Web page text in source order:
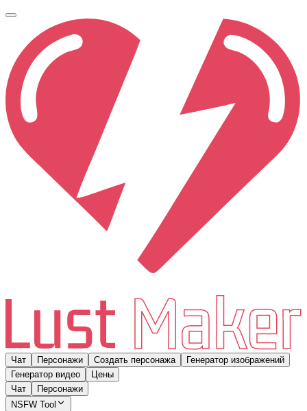
Чат Персонажи Создать персонажа
Генератор изображений
Генератор видео
Цены
Чат
Персонажи
NSFW Tool